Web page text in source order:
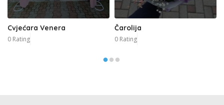
Cvjećara Venera
0 Rating
Čarolija
0 Rating